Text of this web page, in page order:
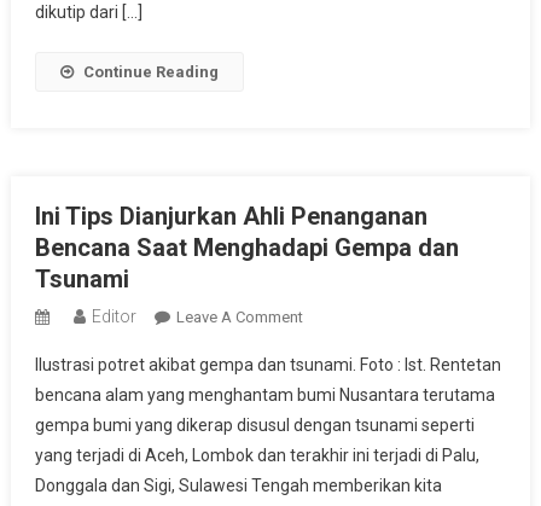
dikutip dari […]
Continue Reading
Ini Tips Dianjurkan Ahli Penanganan
Bencana Saat Menghadapi Gempa dan
Tsunami
Editor Leave A CommentOn
Tips
Dianjurkan
Ahli
Penanganan
Bencana
Ilustrasi potret akibat gempa dan tsunami. Foto : Ist. Rentetan
bencana alam yang menghantam bumi Nusantara terutama
gempa bumi yang dikerap disusul dengan tsunami seperti
yang terjadi di Aceh, Lombok dan terakhir ini terjadi di Palu,
Donggala dan Sigi, Sulawesi Tengah memberikan kita